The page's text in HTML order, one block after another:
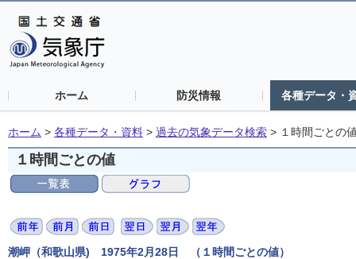
ホーム 防災情報 各種データ・
ホーム > 各種データ・資料 > 過去の気象データ検索 > １時間ごとの
１時間ごとの値
潮岬（和歌山県) 1975年2月28日 （１時間ごとの値）